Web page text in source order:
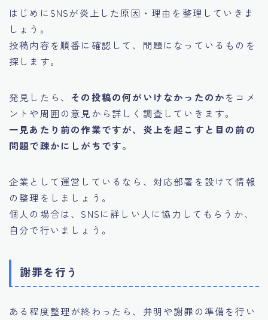
はじめにSNSが炎上した原因・理由を整理していきま
しょう。
投稿内容を順番に確認して、問題になっているものを
探します。
発見したら、 その投稿の何がいけなかったのかをコメ
ントや周囲の意見から詳しく調査していきます。
一見あたり前の作業ですが、炎上を起こすと目の前の
問題で疎かにしがちです。
企業として運営しているなら、対応部署を設けて情報
の整理をしましょう。
個人の場合は、SNSに詳しい人に協力してもらうか、
自分で行いましょう。
謝罪を行う
ある程度整理が終わったら、弁明や謝罪の準備を行い